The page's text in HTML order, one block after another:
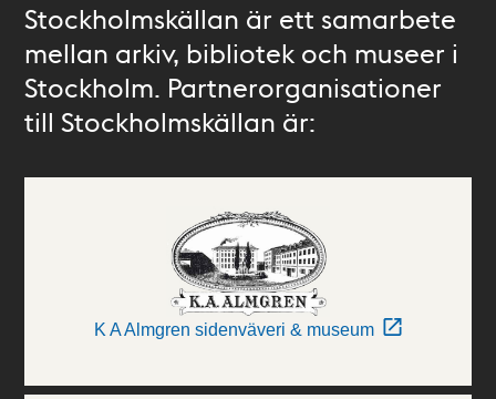
Stockholmskällan är ett samarbete
mellan arkiv, bibliotek och museer i
Stockholm. Partnerorganisationer
till Stockholmskällan är:
K A Almgren sidenväveri & museum